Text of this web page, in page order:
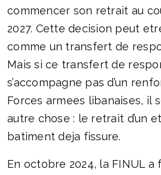
commencer son retrait au
2027. Cette decision peut
comme un transfert de
Mais si ce transfert de
s’accompagne pas d’un
Forces armees libanaises, il
autre chose : le retrait d’un
batiment deja fissure.
En octobre 2024, la FINUL a